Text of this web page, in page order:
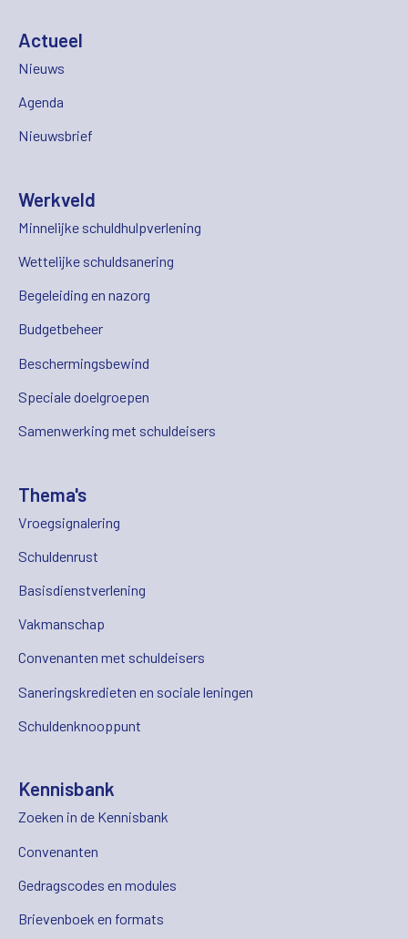
Actueel
Nieuws
Agenda
Nieuwsbrief
Werkveld
Minnelijke schuldhulpverlening
Wettelijke schuldsanering
Begeleiding en nazorg
Budgetbeheer
Beschermingsbewind
Speciale doelgroepen
Samenwerking met schuldeisers
Thema's
Vroegsignalering
Schuldenrust
Basisdienstverlening
Vakmanschap
Convenanten met schuldeisers
Saneringskredieten en sociale leningen
Schuldenknooppunt
Kennisbank
Zoeken in de Kennisbank
Convenanten
Gedragscodes en modules
Brievenboek en formats